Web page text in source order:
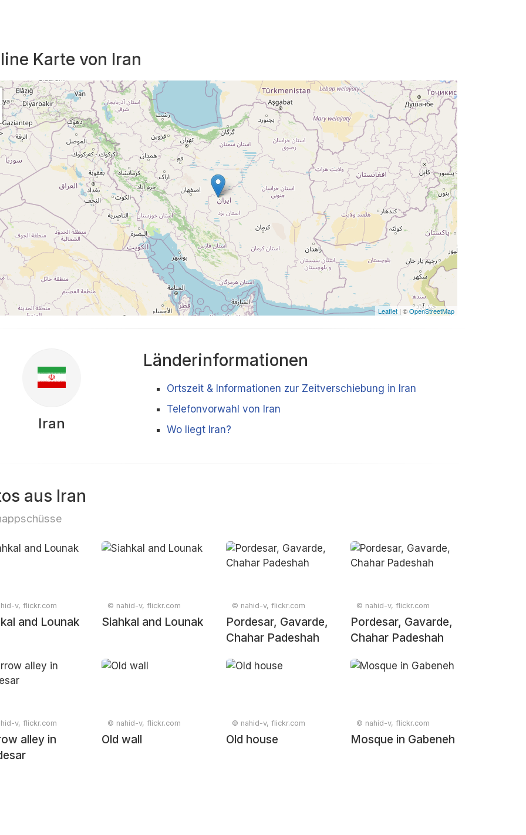
Karte von Iran
Leaflet | ©OpenStreetMap
Iran
Länderinformationen
Ortszeit & Informationen zur Zeitverschiebung in Iran
Telefonvorwahl von Iran
Wo liegt Iran?
aus Iran
v, flickr.com
and Lounak
© nahid-v, flickr.com
Siahkal and Lounak
© nahid-v, flickr.com
Pordesar, Gavarde,
Chahar Padeshah
© nahid-v, flickr.com
Pordesar, Gavarde,
Chahar Padeshah
v, flickr.com
alley in
© nahid-v, flickr.com
Old wall
© nahid-v, flickr.com
Old house
© nahid-v, flickr.com
Mosque in Gabeneh